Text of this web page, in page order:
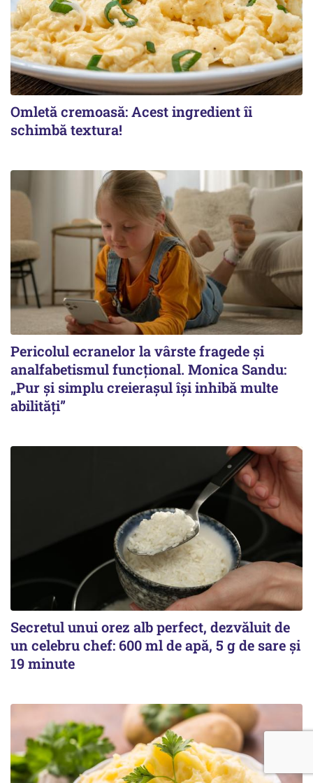
Omletă cremoasă: Acest ingredient îi
schimbă textura!
Pericolul ecranelor la vârste fragede și
analfabetismul funcțional. Monica Sandu:
„Pur și simplu creierașul își inhibă multe
abilități”
Secretul unui orez alb perfect, dezvăluit de
un celebru chef: 600 ml de apă, 5 g de sare și
19 minute